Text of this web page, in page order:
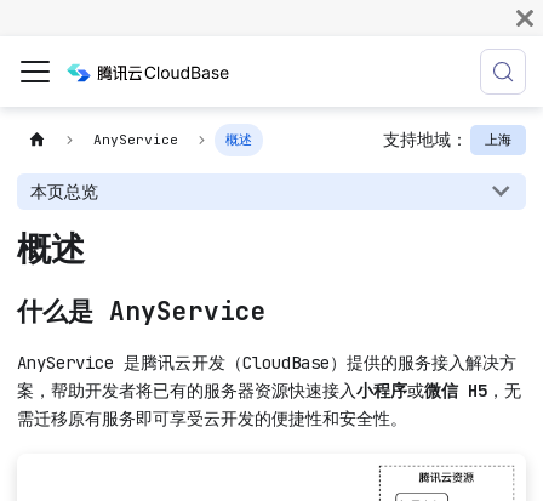
AnyService 概述 支持地域： 上海
本页总览
概述
什么是 AnyService
AnyService 是腾讯云开发（CloudBase）提供的服务接入解决方
案，帮助开发者将已有的服务器资源快速接入小程序或微信 H5 ，无
需迁移原有服务即可享受云开发的便捷性和安全性。